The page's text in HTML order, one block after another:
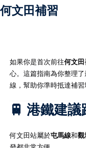
年補習經驗，教學靈
科目涵蓋中文、英文、
定期與家長溝通學生進
。選擇我們的補習老
擇一位值得信賴的學習
何文田補習
如果你是首次前往何文田
心。這篇指南為你整理
線，幫助你準時抵達補習
🚆 港鐵建
何文田站屬於屯馬線和